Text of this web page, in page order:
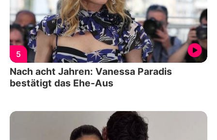
5
Nach acht Jahren: Vanessa Paradis
bestätigt das Ehe-Aus